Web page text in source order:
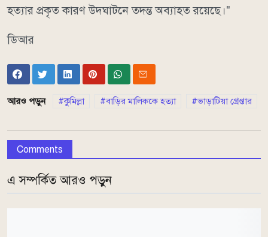
হত্যার প্রকৃত কারণ উদ্ঘাটনে তদন্ত অব্যাহত রয়েছে।"
ডিআর
আরও পড়ুন কুমিল্লা বাড়ির মালিককে হত্যা ভাড়াটিয়া গ্রেপ্তার
Comments
এ সম্পর্কিত আরও পড়ুন